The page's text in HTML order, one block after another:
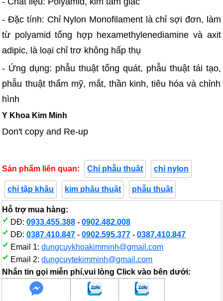
- Đặc tính: Chỉ Nylon Monofilament là chỉ sợi đơn, làm
từ polyamid tổng hợp hexamethylenediamine và axit
adipic, là loại chỉ trơ không hấp thụ
- Ứng dụng: phẫu thuật tổng quát, phẫu thuật tái tạo,
phẫu thuật thẩm mỹ, mắt, thần kinh, tiêu hóa và chỉnh
hình
Y Khoa Kim Minh
Don't copy and Re-up
Sản phẩm liên quan: Chỉ phẫu thuật chỉ nylon
chỉ tập khâu kim phâu thuật phẫu thuật
Hỗ trợ mua hàng:
DĐ:0933.455.388 -0902.482.008
DĐ:0387.410.847 -0902.595.377 -0387.410.847
Email 1:dungcuykhoakimminh@gmail.com
Email 2:dungcuytekimminh@gmail.com
Nhắn tin gọi miễn phí,vui lòng Click vào bên dưới: